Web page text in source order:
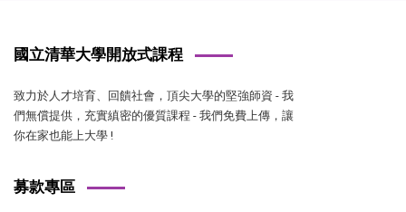
國立清華大學開放式課程
致力於人才培育、回饋社會，頂尖大學的堅強師資 - 我
們無償提供，充實縝密的優質課程 - 我們免費上傳，讓
你在家也能上大學 !
募款專區